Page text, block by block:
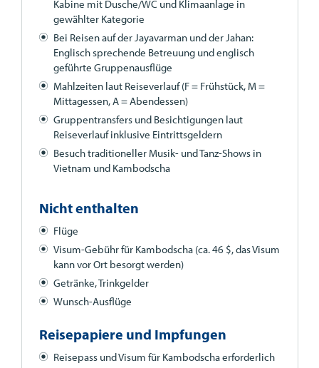
Kabine mit Dusche/WC und Klimaanlage in
gewählter Kategorie
Bei Reisen auf der Jayavarman und der Jahan:
Englisch sprechende Betreuung und englisch
geführte Gruppenausflüge
Mahlzeiten laut Reiseverlauf (F = Frühstück, M =
Mittagessen, A = Abendessen)
Gruppentransfers und Besichtigungen laut
Reiseverlauf inklusive Eintrittsgeldern
Besuch traditioneller Musik- und Tanz-Shows in
Vietnam und Kambodscha
Nicht enthalten
Flüge
Visum-Gebühr für Kambodscha (ca. 46 $, das Visum
kann vor Ort besorgt werden)
Getränke, Trinkgelder
Wunsch-Ausflüge
Reisepapiere und Impfungen
Reisepass und Visum für Kambodscha erforderlich